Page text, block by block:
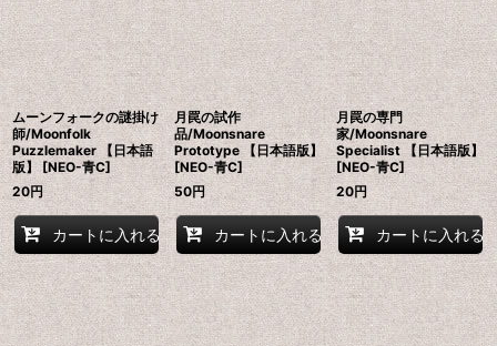
ムーンフォークの謎掛け
師/Moonfolk
Puzzlemaker 【日本語
版】 [NEO-青C]
20円
カートに入れる
月罠の試作
品/Moonsnare
Prototype 【日本語版】
[NEO-青C]
50円
カートに入れる
月罠の専門
家/Moonsnare
Specialist 【日本語版】
[NEO-青C]
20円
カートに入れる